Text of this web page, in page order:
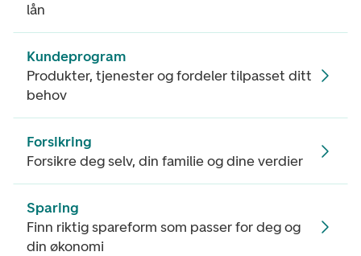
lån
Kundeprogram
Produkter, tjenester og fordeler tilpasset ditt
behov
Forsikring
Forsikre deg selv, din familie og dine verdier
Sparing
Finn riktig spareform som passer for deg og
din økonomi